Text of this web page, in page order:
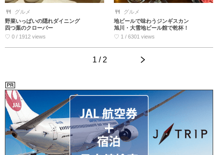
グルメ
野菜いっぱいの隠れダイニング
四つ葉のクローバー
♡ 0 / 1912 views
グルメ
地ビールで味わうジンギスカン
旭川・大雪地ビール館で乾杯！
♡ 1 / 6301 views
1 / 2